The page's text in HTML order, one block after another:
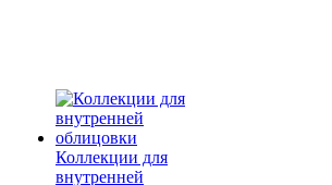
Коллекции для
внутренней